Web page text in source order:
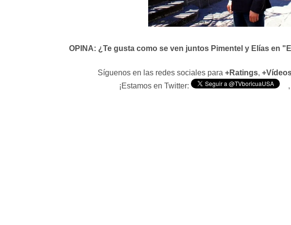
OPINA: ¿Te gusta como se ven juntos Pimentel y Elías en
Síguenos en las redes sociales para +Ratings,
¡Estamos en Twitter:
,